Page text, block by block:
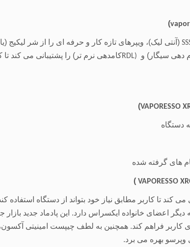
)
(آنتی لیک)، ویپرهای تازه کار و حرفه ای را از شر
دهی سیگار) و RDL)کامدهی نرم تر) را پشتیبانی می کند
VAPORESSO
)
دستگاه
VAPORESSO
)
کند تا کاربر مطابق نیاز خود بتواند از دستگاه
اعضای خانواده ایکسراس دارد. این پادماد جدید
کاربر فراهم کند. همچنین به لطف چیپست امینیتی
وپرسو بهره می برد.